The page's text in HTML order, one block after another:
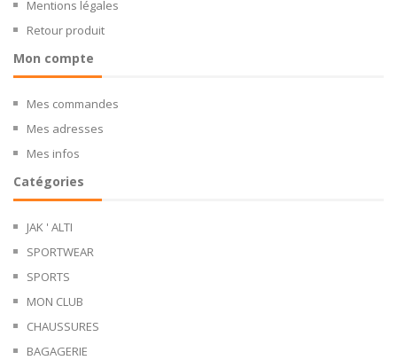
Mentions légales
Retour produit
Mon compte
Mes commandes
Mes adresses
Mes infos
Catégories
JAK ' ALTI
SPORTWEAR
SPORTS
MON CLUB
CHAUSSURES
BAGAGERIE